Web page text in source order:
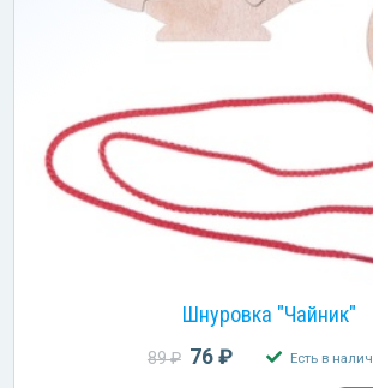
Шнуровка "Чайник"
89 ₽ 76 ₽ Есть в